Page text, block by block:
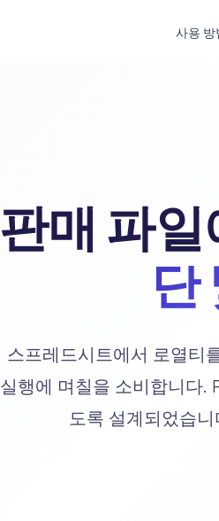
사용 방
판매 파일
단
스프레드시트에서 로열티
실행에 며칠을 소비합니다.
도록 설계되었습